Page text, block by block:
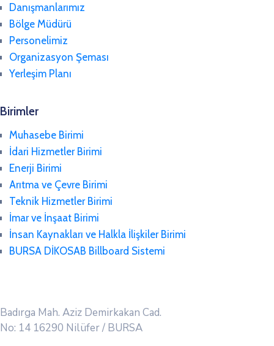
Danışmanlarımız
Bölge Müdürü
Personelimiz
Organizasyon Şeması
Yerleşim Planı
Birimler
Muhasebe Birimi
İdari Hizmetler Birimi
Enerji Birimi
Arıtma ve Çevre Birimi
Teknik Hizmetler Birimi
İmar ve İnşaat Birimi
İnsan Kaynakları ve Halkla İlişkiler Birimi
BURSA DİKOSAB Billboard Sistemi
Badırga Mah. Aziz Demirkakan Cad.
No: 14 16290 Nilüfer / BURSA